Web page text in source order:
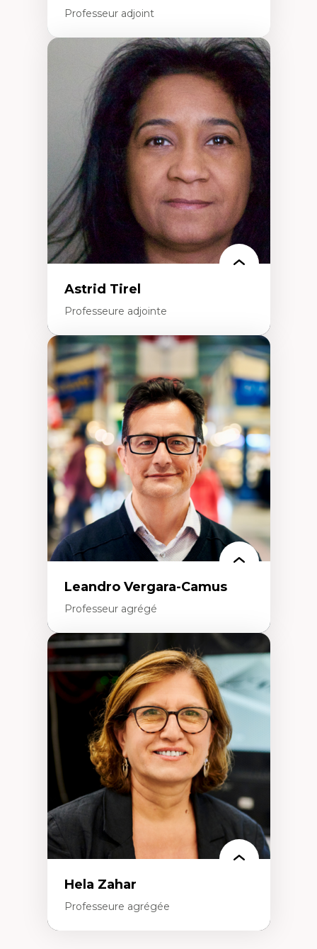
Professeur adjoint
Expertises
Innovation sociale
Technologies sociales
Entrepreneuriat social et collectif
Approches critiques et décoloniales
Discours, récits et narratologie en
management
Transformation socioéconomique des
communautés marginalisées
Politiques d’inclusion et économie solidaire
Études organisationnelles critiques
Créativité et management culturel
Méthodologies qualitatives
Astrid Tirel
Professeure adjointe
Expertises
Art
Anti-discrimination
Décolonisation de l’enseignement, de la
recherche, des institutions administratives
et syndicales
Pluralisme épistémologique et
francophonie
Culture
Politiques culturelles
Vivre ensemble
Anti-racisme
Anti-sexisme
Pratiques non oppressives
Leandro Vergara-Camus
Professeur agrégé
Expertises
Amérique latine
Théories du développement et
développement alternatif
Théories de l’État
Développement durable
Économie politique
Théories marxistes
Mouvements sociaux
Transition énergétique
Énergies renouvelables
Hela Zahar
Professeure agrégée